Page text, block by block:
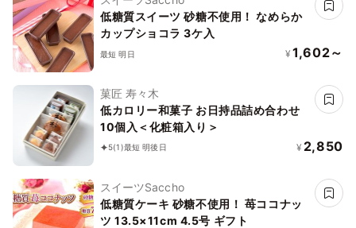
低糖質スイーツ 砂糖不使用！ なめらか
カップショコラ 3ケ入
最短 明日 ¥ 1,602～
菓匠 寿々木
低カロリー和菓子 お日持品詰め合わせ
10個入＜化粧箱入り＞
5(1)最短 明後日 ¥ 2,850
スイーツSaccho
低糖質ケーキ 砂糖不使用！ 苺ココナッ
ツ 13.5×11cm 4.5号 ギフト